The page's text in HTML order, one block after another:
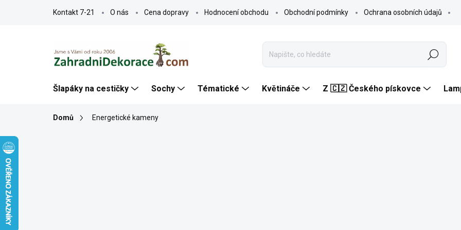
Kontakt 7-21 O nás Cena dopravy Hodnocení obchodu Obchodní podmínky Ochrana osobních údajů
Hledat
Šlapáky na cestičky Sochy Tématické Květináče Z 🇨🇿 Českého pískovce
Domů Energetické kameny